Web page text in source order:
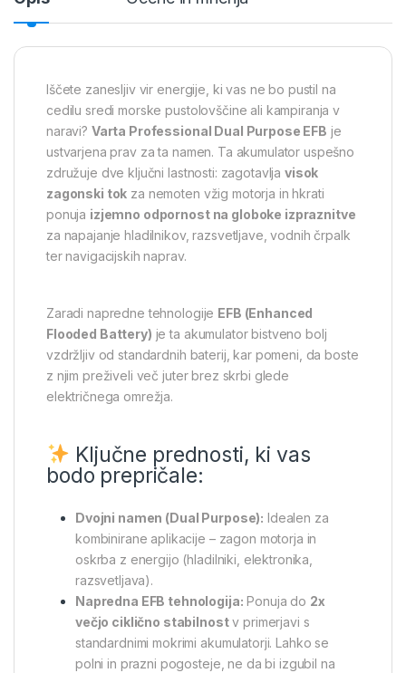
Iščete zanesljiv vir energije, ki vas ne bo pustil na
cedilu sredi morske pustolovščine ali kampiranja v
naravi? Varta Professional Dual Purpose EFB je
ustvarjena prav za ta namen. Ta akumulator uspešno
združuje dve ključni lastnosti: zagotavlja visok
zagonski tok za nemoten vžig motorja in hkrati
ponuja izjemno odpornost na globoke izpraznitve
za napajanje hladilnikov, razsvetljave, vodnih črpalk
ter navigacijskih naprav.
Zaradi napredne tehnologije EFB (Enhanced
Flooded Battery) je ta akumulator bistveno bolj
vzdržljiv od standardnih baterij, kar pomeni, da boste
z njim preživeli več juter brez skrbi glede
električnega omrežja.
Ključne prednosti, ki vas
bodo prepričale:
Dvojni namen (Dual Purpose): Idealen za
kombinirane aplikacije – zagon motorja in
oskrba z energijo (hladilniki, elektronika,
razsvetljava).
Napredna EFB tehnologija: Ponuja do 2x
večjo ciklično stabilnostv primerjavi s
standardnimi mokrimi akumulatorji. Lahko se
polni in prazni pogosteje, ne da bi izgubil na